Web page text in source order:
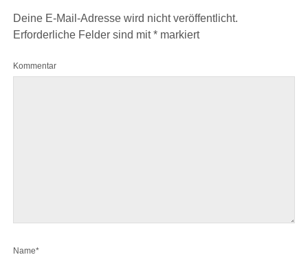
Deine E-Mail-Adresse wird nicht veröffentlicht.
Erforderliche Felder sind mit*markiert
Kommentar
Name*